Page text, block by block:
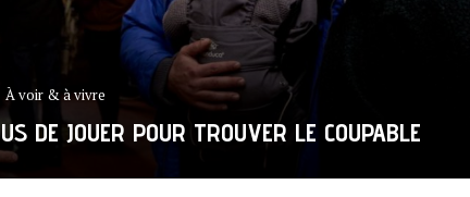
À voir & à vivre
DE JOUER POUR TROUVER LE COUPABLE